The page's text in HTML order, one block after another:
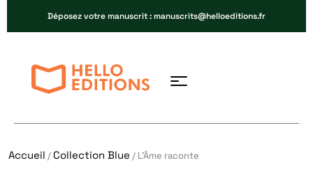
Déposez votre manuscrit : manuscrits@helloeditions.fr
Accueil /Collection Blue / L’Âme raconte